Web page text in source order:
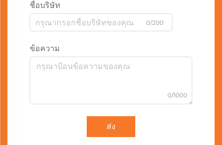
ชื่อบริษัท
0/200
ข้อความ
0/1000
ส่ง